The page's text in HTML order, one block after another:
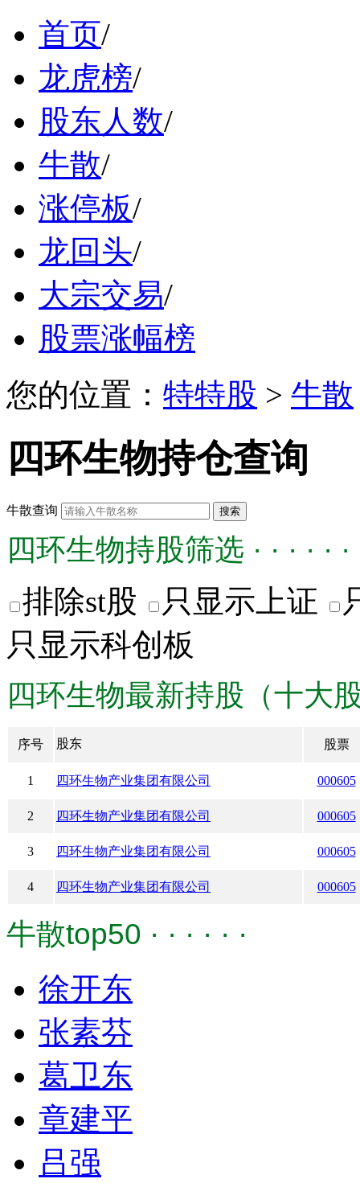
首页/
龙虎榜/
股东人数/
牛散/
涨停板/
龙回头/
大宗交易/
股票涨幅榜
您的位置： 特特股 > 牛散
四环生物持仓查询
牛散查询
四环生物持股筛选 · · · · · ·
排除st股 只显示上证
只显示科创板
四环生物最新持股（十大股
序号 股东 股票
1 四环生物产业集团有限公司 000605
2 四环生物产业集团有限公司 000605
3 四环生物产业集团有限公司 000605
4 四环生物产业集团有限公司 000605
牛散top50 · · · · · ·
徐开东
张素芬
葛卫东
章建平
吕强